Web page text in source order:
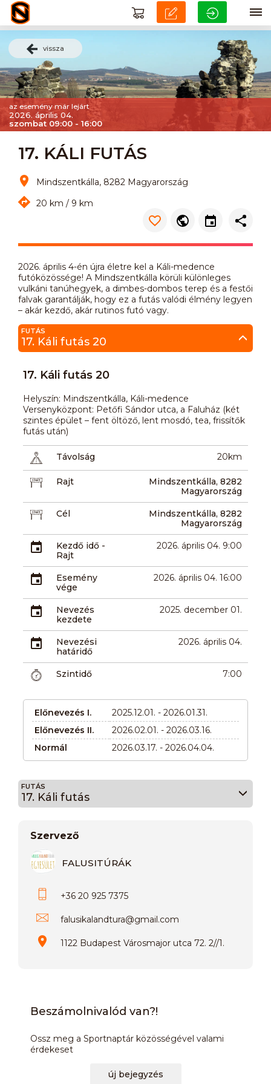
vissza
az esemény már lejárt
2026. április 04.
szombat 09:00 - 16:00
17. KÁLI FUTÁS
Mindszentkálla, 8282 Magyarország
20 km / 9 km
2026. április 4-én újra életre kel a Káli-medence
futóközössége! A Mindszentkálla körüli különleges
vulkáni tanúhegyek, a dimbes-dombos terep és a festői
falvak garantálják, hogy ez a futás valódi élmény legyen
– akár kezdő, akár rutinos futó vagy.
FUTÁS
17. Káli futás 20
17. Káli futás 20
Helyszín: Mindszentkálla, Káli-medence
Versenyközpont: Petőfi Sándor utca, a Faluház (két
szintes épület – fent öltöző, lent mosdó, tea, frissítők
futás után)
Távolság 20km
Rajt
Mindszentkálla, 8282
Magyarország
Cél
Mindszentkálla, 8282
Magyarország
Kezdő idő -
Rajt
2026. április 04. 9:00
Esemény
vége
2026. április 04. 16:00
Nevezés
kezdete
2025. december 01.
Nevezési
határidő
2026. április 04.
Szintidő 7:00
Előnevezés I.
2025.12.01. - 2026.01.31.
Előnevezés II.
2026.02.01. - 2026.03.16.
Normál
2026.03.17. - 2026.04.04.
FUTÁS
17. Káli futás
Szervező
FALUSITÚRÁK
+36 20 925 7375
falusikalandtura@gmail.com
1122 Budapest Városmajor utca 72. 2//1.
Beszámolnivalód van?!
Ossz meg a Sportnaptár közösségével valami
érdekeset
új bejegyzés